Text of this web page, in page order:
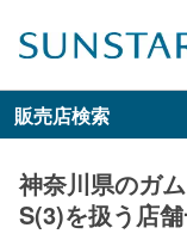
販売店検索
神奈川県のガ
S(3)を扱う店